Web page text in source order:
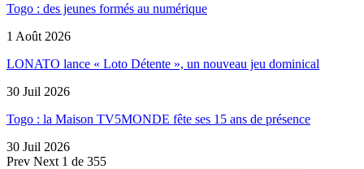
Togo : des jeunes formés au numérique
1 Août 2026
LONATO lance « Loto Détente », un nouveau jeu dominical
30 Juil 2026
Togo : la Maison TV5MONDE fête ses 15 ans de présence
30 Juil 2026
Prev Next 1 de 355